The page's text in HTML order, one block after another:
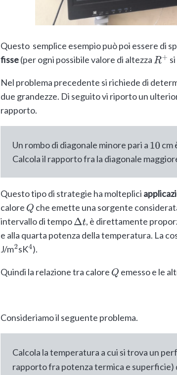
Questo semplice esempio può poi essere di
fisse(per ogni possibile valore di altezzaR+
Nel problema precedente si richiede di
due grandezze. Di seguito vi riporto un
rapporto.
Un rombo di diagonale minore pari a 10cm
Calcola il rapporto fra la diagonale
Questo tipo di strategie ha molteplici
calore Q che emette una sorgente
intervallo di tempoΔt , è direttamente
e alla quarta potenza della temperatura. La
J/m2sK4).
Quindi la relazione tra calore Q emesso e le
Consideriamo il seguente problema.
Calcola la temperatura a cui si trova un
rapporto fra potenza termica e superficie)